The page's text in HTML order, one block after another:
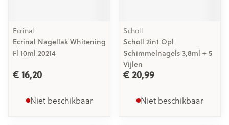
Ecrinal
Ecrinal Nagellak Whitening
Fl 10ml 20214
€ 16,20
Niet beschikbaar
Scholl
Scholl 2in1 Opl
Schimmelnagels 3,8ml + 5
Vijlen
€ 20,99
Niet beschikbaar